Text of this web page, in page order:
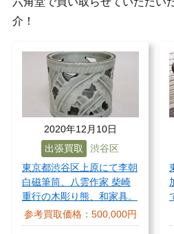
介！
2020年12月10日
出張買取
渋谷区
東京都渋谷区上原にて李朝
白磁筆筒、八雲作家 柴崎
重行の木彫り熊、和家具。
参考買取価格： 500,000円